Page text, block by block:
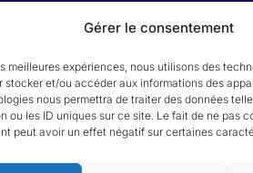
Gérer le consentement
meilleures expériences, nous utilisons des
stocker et/ou accéder aux informations des
nous permettra de traiter des données
ou les ID uniques sur ce site. Le fait de ne pas
peut avoir un effet négatif sur certaines